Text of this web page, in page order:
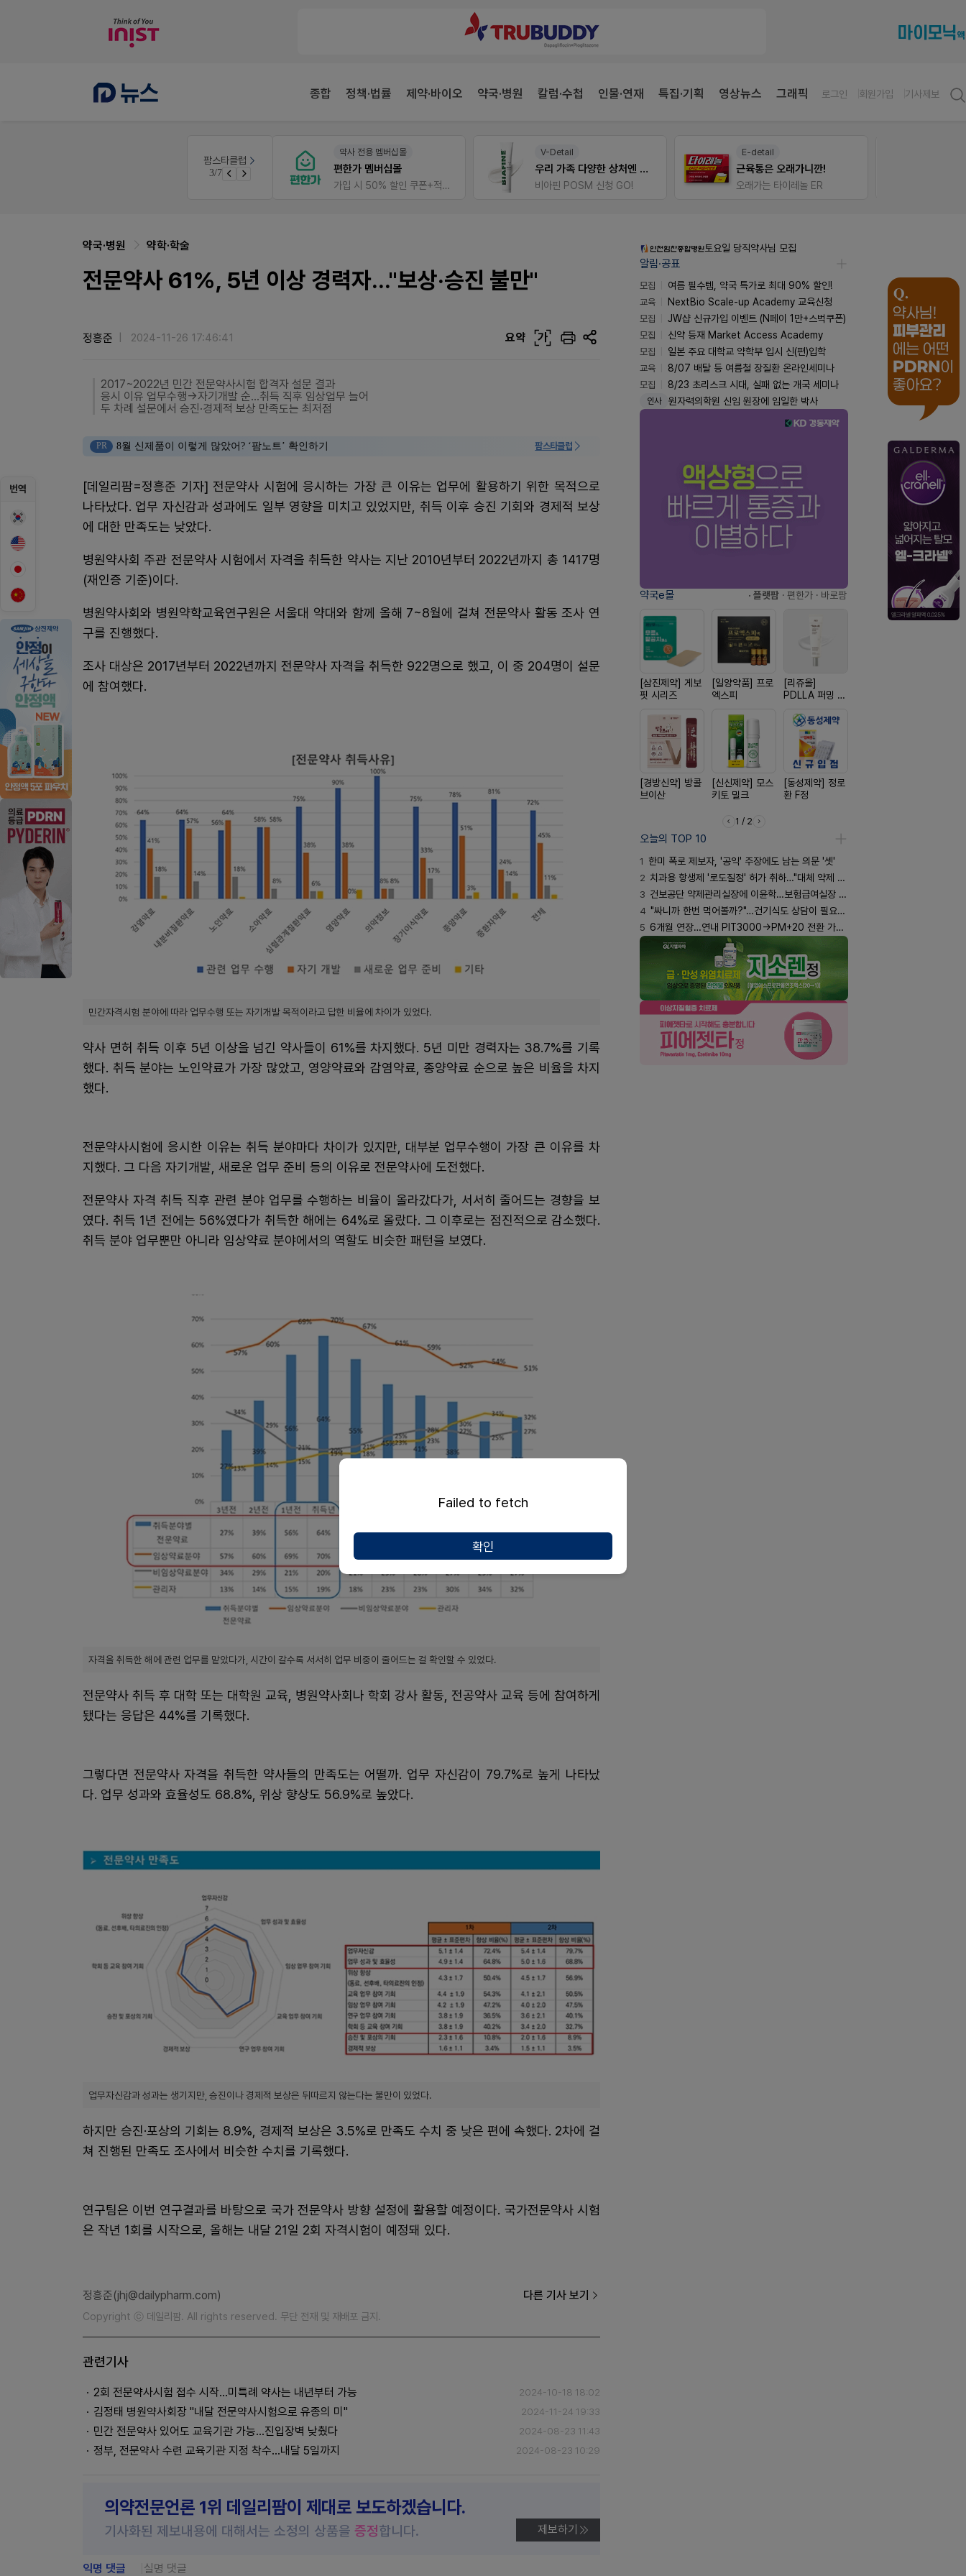
종합 정책·법률 제약·바이오 약국·병원 칼럼·수첩 인물·연재 특집·기획 영상뉴스 그래픽 로그인 회원가입 기사제보
팜스타클럽
3/7 약국 첫 채용공고 0원+'한번 더' 무료 연장
약사 전용 멤버십몰
편한가 멤버십몰
가입 시 50% 할인 쿠폰+적립금까지!
V-Detail
우리 가족 다양한 상처엔 비아핀!
비아핀 POSM 신청 GO!
E-detail
근육통은 오래가니깐!
오래가는 타이레놀 ER
번역
약국·병원 약학·학술
전문약사 61%, 5년 이상 경력자..."보상·승진 불만"
정흥준 2024-11-26 17:46:41 요약 가
2017~2022년 민간 전문약사시험 합격자 설문 결과
응시 이유 업무수행→자기개발 순...취득 직후 임상업무 늘어
두 차례 설문에서 승진·경제적 보상 만족도는 최저점
PR 8월 신제품이 이렇게 많았어? ‘팜노트’ 확인하기 팜스타클럽
[데일리팜=정흥준 기자] 전문약사 시험에 응시하는 가장 큰 이유는 업무에 활용하기 위한 목적으로
나타났다. 업무 자신감과 성과에도 일부 영향을 미치고 있었지만, 취득 이후 승진 기회와 경제적 보상
에 대한 만족도는 낮았다.
병원약사회 주관 전문약사 시험에서 자격을 취득한 약사는 지난 2010년부터 2022년까지 총 1417명
(재인증 기준)이다.
병원약사회와 병원약학교육연구원은 서울대 약대와 함께 올해 7~8월에 걸쳐 전문약사 활동 조사 연
구를 진행했다.
조사 대상은 2017년부터 2022년까지 전문약사 자격을 취득한 922명으로 했고, 이 중 204명이 설문
에 참여했다.
민간자격시험 분야에 따라 업무수행 또는 자기개발 목적이라고 답한 비율에 차이가 있었다.
약사 면허 취득 이후 5년 이상을 넘긴 약사들이 61%를 차지했다. 5년 미만 경력자는 38.7%를 기록
했다. 취득 분야는 노인약료가 가장 많았고, 영양약료와 감염약료, 종양약료 순으로 높은 비율을 차지
했다.
전문약사시험에 응시한 이유는 취득 분야마다 차이가 있지만, 대부분 업무수행이 가장 큰 이유를 차
지했다. 그 다음 자기개발, 새로운 업무 준비 등의 이유로 전문약사에 도전했다.
전문약사 자격 취득 직후 관련 분야 업무를 수행하는 비율이 올라갔다가, 서서히 줄어드는 경향을 보
였다. 취득 1년 전에는 56%였다가 취득한 해에는 64%로 올랐다. 그 이후로는 점진적으로 감소했다.
취득 분야 업무뿐만 아니라 임상약료 분야에서의 역할도 비슷한 패턴을 보였다.
자격을 취득한 해에 관련 업무를 맡았다가, 시간이 갈수록 서서히 업무 비중이 줄어드는 걸 확인할 수 있었다.
전문약사 취득 후 대학 또는 대학원 교육, 병원약사회나 학회 강사 활동, 전공약사 교육 등에 참여하게
됐다는 응답은 44%를 기록했다.
그렇다면 전문약사 자격을 취득한 약사들의 만족도는 어떨까. 업무 자신감이 79.7%로 높게 나타났
다. 업무 성과와 효율성도 68.8%, 위상 향상도 56.9%로 높았다.
업무자신감과 성과는 생기지만, 승진이나 경제적 보상은 뒤따르지 않는다는 불만이 있었다.
하지만 승진·포상의 기회는 8.9%, 경제적 보상은 3.5%로 만족도 수치 중 낮은 편에 속했다. 2차에 걸
쳐 진행된 만족도 조사에서 비슷한 수치를 기록했다.
연구팀은 이번 연구결과를 바탕으로 국가 전문약사 방향 설정에 활용할 예정이다. 국가전문약사 시험
은 작년 1회를 시작으로, 올해는 내달 21일 2회 자격시험이 예정돼 있다.
정흥준(jhj@dailypharm.com) 다른 기사 보기
Copyright ⓒ 데일리팜. All rights reserved. 무단 전재 및 재배포 금지.
관련기사
2회 전문약사시험 접수 시작...미특례 약사는 내년부터 가능 2024-10-18 18:02
김정태 병원약사회장 "내달 전문약사시험으로 유종의 미" 2024-11-24 19:33
민간 전문약사 있어도 교육기관 가능...진입장벽 낮췄다 2024-08-23 11:43
정부, 전문약사 수련 교육기관 지정 착수…내달 5일까지 2024-08-23 10:29
의약전문언론 1위 데일리팜이 제대로 보도하겠습니다.
기사화된 제보내용에 대해서는 소정의 상품을 증정합니다. 제보하기
익명 댓글 실명 댓글
세종공장 품질관리약사(사원~과장)
알림·공표
모집
여름 필수템, 약국 특가로 최대 90% 할인!
교육
NextBio Scale-up Academy 교육신청
모집
JW샵 신규가입 이벤트 (N페이 1만+스벅쿠폰)
모집
신약 등재 Market Access Academy
모집
일본 주요 대학교 약학부 입시 신(편)입학
교육
8/07 배탈 등 여름철 장질환 온라인세미나
모집
8/23 초리스크 시대, 실패 없는 개국 세미나
부음 박희진 병원약사회 중소·요양병원이사 부친
약국e몰 · 플랫팜 · 편한가 · 바로팜
[삼진제약] 게보
핏 시리즈
[일양약품] 프로
엑스피
[리쥬올]
PDLLA 퍼밍 크
[경방신약] 방콜
브이산
[신신제약] 모스
키토 밀크
[동성제약] 정로
환 F정
1 / 2
오늘의 TOP 10
1 한미 폭로 제보자, '공익' 주장에도 남는 의문 '셋'
2 치과용 항생제 '로도질정' 허가 취하…"대체 약제 충분"
3 건보공단 약제관리실장에 이윤학…보험급여실장 윤유경
4 "싸니까 한번 먹어볼까?"…건기식도 상담이 필요한 이유
5 6개월 연장…연내 PIT3000→PM+20 전환 가능할까
Failed to fetch
확인